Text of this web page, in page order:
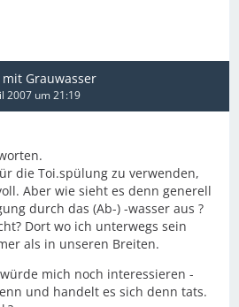
Grauwasser
2007 um 21:19
die Toi.spülung zu verwenden,
Aber wie sieht es denn generell
durch das (Ab-) -wasser aus ?
Dort wo ich unterwegs sein
als in unseren Breiten.
mich noch interessieren -
und handelt es sich denn tats.